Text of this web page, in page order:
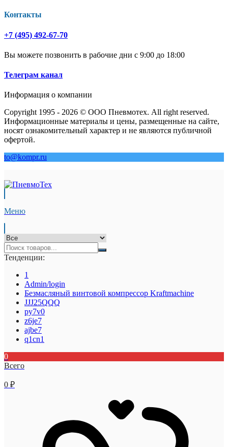
Контакты
+7 (495) 492-67-70
Вы можете позвонить в рабочие дни с 9:00 до 18:00
Телеграм канал
Информация о компании
Copyright 1995 - 2026 © ООО Пневмотех. All right reserved.
Информационные материалы и цены, размещенные на сайте,
носят ознакомительный характер и не являются публичной
офертой.
to@kompr.ru
Меню
Тенденции:
1
Admin/login
Безмасляный винтовой компрессор Kraftmaсhine
JJJ25QQQ
py7v0
z6je7
ajbe7
q1cn1
0
Всего
0 ₽